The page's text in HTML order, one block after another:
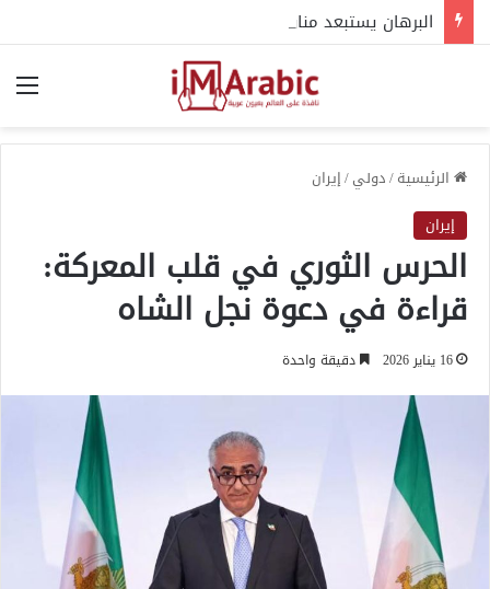
الرئيسية/دولي/إيران
إيران
الحرس الثوري في قلب المعركة:
قراءة في دعوة نجل الشاه
16 يناير 2026 دقيقة واحدة